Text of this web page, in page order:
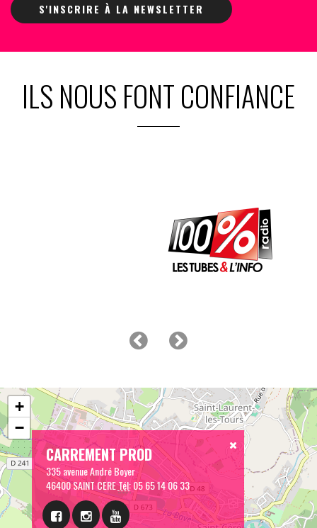
S'INSCRIRE À LA NEWSLETTER
ILS NOUS FONT CONFIANCE
CARREMENT PROD
335 avenue André Boyer
46400 SAINT CERETél:05 65 14 06 33
+
−